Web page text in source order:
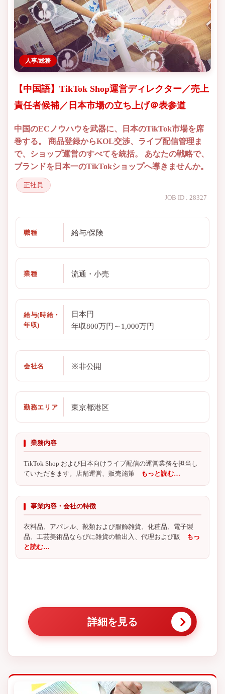
人事/総務
【中国語】TikTok Shop運営ディレクター／売上
責任者候補／日本市場の立ち上げ＠表参道
中国のECノウハウを武器に、日本のTikTok市場を席
巻する。 商品登録からKOL交渉、ライブ配信管理ま
で、ショップ運営のすべてを統括。 あなたの戦略で、
ブランドを日本一のTikTokショップへ導きませんか。
正社員
JOB ID : 28327
職種 給与/保険
業種 流通・小売
給与(時給・
年収)
日本円
年収800万円～1,000万円
会社名 ※非公開
勤務エリア 東京都港区
業務内容
TikTok Shop および日本向けライブ配信の運営業務を担当し
ていただきます。店舗運営、販売施策 もっと読む…
事業内容・会社の特徴
衣料品、アパレル、靴類および服飾雑貨、化粧品、電子製
品、工芸美術品ならびに雑貨の輸出入、代理および販
もっ
と読む…
詳細を見る